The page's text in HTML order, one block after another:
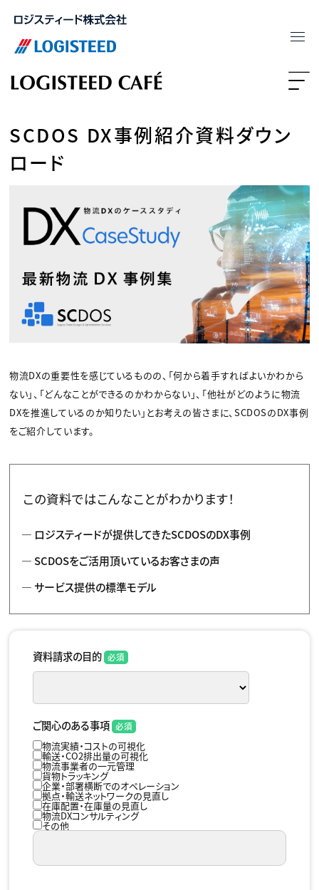
SCDOS DX事例紹介資料ダウン
ロード
物流DXの重要性を感じているものの、「何から着手すればよいかわから
ない」、「どんなことができるのかわからない」、「他社がどのように物流
DXを推進しているのか知りたい」とお考えの皆さまに、SCDOSのDX事例
をご紹介しています。
この資料ではこんなことがわかります！
ロジスティードが提供してきたSCDOSのDX事例
SCDOSをご活用頂いているお客さまの声
サービス提供の標準モデル
資料請求の目的
ご関心のある事項
物流実績・コストの可視化
輸送・CO2排出量の可視化
物流事業者の一元管理
貨物トラッキング
企業・部署横断でのオペレーション
拠点・輸送ネットワークの見直し
在庫配置・在庫量の見直し
物流DXコンサルティング
その他